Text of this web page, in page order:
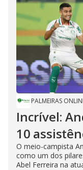
PALMEIRAS
Incrível:
10
O meio-campista
como um dos
Abel Ferreira na